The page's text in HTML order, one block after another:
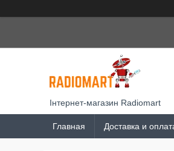
Інтернет-магазин Radiomart
Главная Доставка и